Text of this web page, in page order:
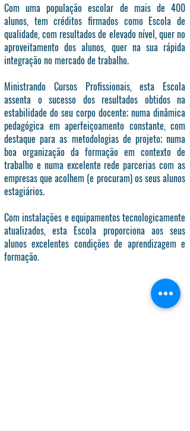
Com uma população escolar de mais de 400
alunos, tem créditos firmados como Escola de
qualidade, com resultados de elevado nível, quer no
aproveitamento dos alunos, quer na sua rápida
integração no mercado de trabalho.
Ministrando Cursos Profissionais, esta Escola
assenta o sucesso dos resultados obtidos na
estabilidade do seu corpo docente; numa dinâmica
pedagógica em aperfeiçoamento constante, com
destaque para as metodologias de projeto; numa
boa organização da formação em contexto de
trabalho e numa excelente rede parcerias com as
empresas que acolhem (e procuram) os seus alunos
estagiários.
Com instalações e equipamentos tecnologicamente
atualizados, esta Escola proporciona aos seus
alunos excelentes condições de aprendizagem e
formação.